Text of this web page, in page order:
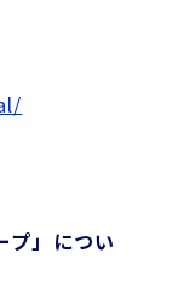
プ」につい